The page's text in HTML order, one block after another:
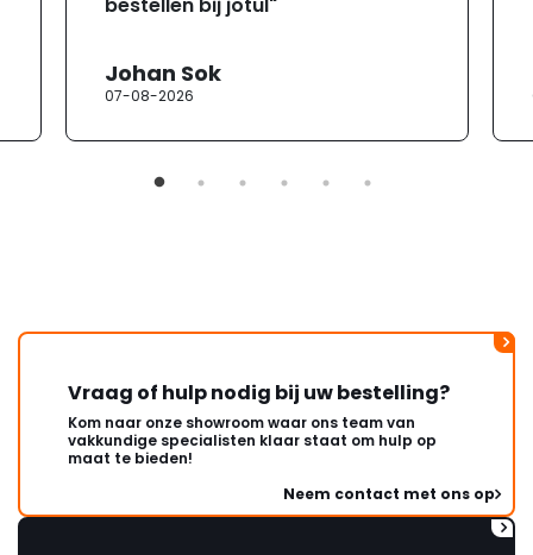
bestellen bij jotul"
Johan Sok
07-08-2026
Vraag of hulp nodig bij uw bestelling?
Kom naar onze showroom waar ons team van
vakkundige specialisten klaar staat om hulp op
maat te bieden!
Neem contact met ons op